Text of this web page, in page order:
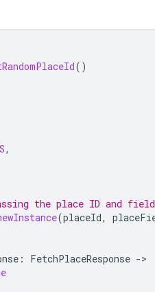
()
,
the place ID and
(placeId,
: FetchPlaceResponse -